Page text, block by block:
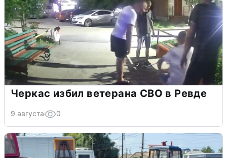
Черкас избил ветерана СВО в Ревде
9 августа 0